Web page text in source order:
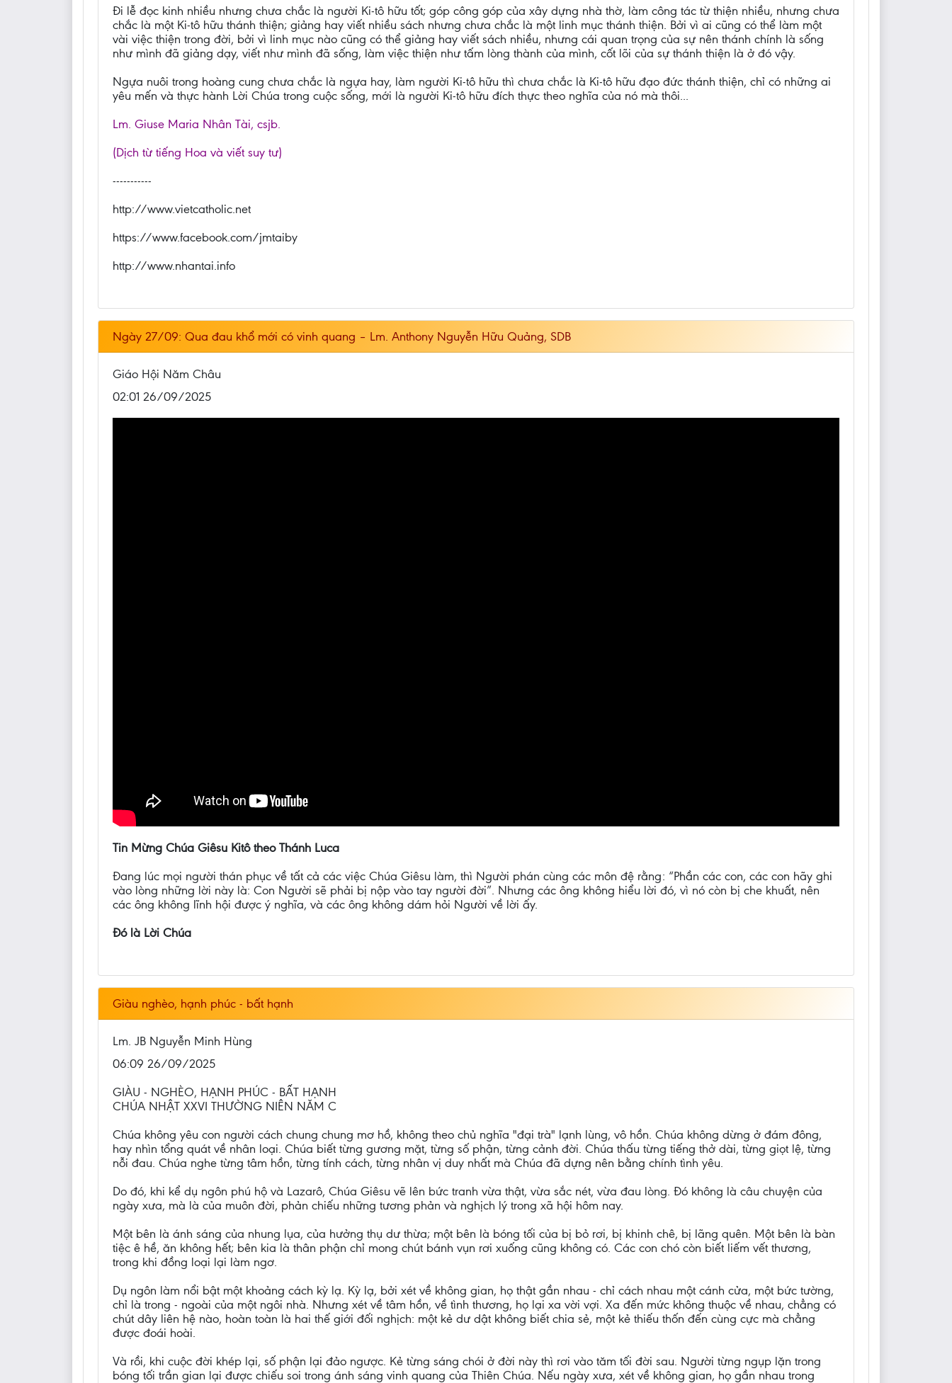
Đi lễ đọc kinh nhiều nhưng chưa chắc là người Ki-tô hữu tốt; góp công góp của xây dựng nhà thờ, làm công tác từ thiện nhiều, nhưng chưa
chắc là một Ki-tô hữu thánh thiện; giảng hay viết nhiều sách nhưng chưa chắc là một linh mục thánh thiện. Bởi vì ai cũng có thể làm một
vài việc thiện trong đời, bởi vì linh mục nào cũng có thể giảng hay viết sách nhiều, nhưng cái quan trọng của sự nên thánh chính là sống
như mình đã giảng dạy, viết như mình đã sống, làm việc thiện như tấm lòng thành của mình, cốt lõi của sự thánh thiện là ở đó vậy.
Ngựa nuôi trong hoàng cung chưa chắc là ngựa hay, làm người Ki-tô hữu thì chưa chắc là Ki-tô hữu đạo đức thánh thiện, chỉ có những ai
yêu mến và thực hành Lời Chúa trong cuộc sống, mới là người Ki-tô hữu đích thực theo nghĩa của nó mà thôi...
Lm. Giuse Maria Nhân Tài, csjb.
(Dịch từ tiếng Hoa và viết suy tư)
-----------
http://www.vietcatholic.net
https://www.facebook.com/jmtaiby
http://www.nhantai.info
Ngày 27/09: Qua đau khổ mới có vinh quang – Lm. Anthony Nguyễn Hữu Quảng, SDB
Giáo Hội Năm Châu
02:01 26/09/2025
Tin Mừng Chúa Giêsu Kitô theo Thánh Luca
Ðang lúc mọi người thán phục về tất cả các việc Chúa Giêsu làm, thì Người phán cùng các môn đệ rằng: “Phần các con, các con hãy ghi
vào lòng những lời này là: Con Người sẽ phải bị nộp vào tay người đời”. Nhưng các ông không hiểu lời đó, vì nó còn bị che khuất, nên
các ông không lĩnh hội được ý nghĩa, và các ông không dám hỏi Người về lời ấy.
Đó là Lời Chúa
Giàu nghèo, hạnh phúc - bất hạnh
Lm. JB Nguyễn Minh Hùng
06:09 26/09/2025
GIÀU - NGHÈO, HẠNH PHÚC - BẤT HẠNH
CHÚA NHẬT XXVI THƯỜNG NIÊN NĂM C
Chúa không yêu con người cách chung chung mơ hồ, không theo chủ nghĩa "đại trà" lạnh lùng, vô hồn. Chúa không dừng ở đám đông,
hay nhìn tổng quát về nhân loại. Chúa biết từng gương mặt, từng số phận, từng cảnh đời. Chúa thấu từng tiếng thở dài, từng giọt lệ, từng
nỗi đau. Chúa nghe từng tâm hồn, từng tính cách, từng nhân vị duy nhất mà Chúa đã dựng nên bằng chính tình yêu.
Do đó, khi kể dụ ngôn phú hộ và Lazarô, Chúa Giêsu vẽ lên bức tranh vừa thật, vừa sắc nét, vừa đau lòng. Đó không là câu chuyện của
ngày xưa, mà là của muôn đời, phản chiếu những tương phản và nghịch lý trong xã hội hôm nay.
Một bên là ánh sáng của nhung lụa, của hưởng thụ dư thừa; một bên là bóng tối của bị bỏ rơi, bị khinh chê, bị lãng quên. Một bên là bàn
tiệc ê hề, ăn không hết; bên kia là thân phận chỉ mong chút bánh vụn rơi xuống cũng không có. Các con chó còn biết liếm vết thương,
trong khi đồng loại lại làm ngơ.
Dụ ngôn làm nổi bật một khoảng cách kỳ lạ. Kỳ lạ, bởi xét về không gian, họ thật gần nhau - chỉ cách nhau một cánh cửa, một bức tường,
chỉ là trong - ngoài của một ngôi nhà. Nhưng xét về tâm hồn, về tình thương, họ lại xa vời vợi. Xa đến mức không thuộc về nhau, chẳng có
chút dây liên hệ nào, hoàn toàn là hai thế giới đối nghịch: một kẻ dư dật không biết chia sẻ, một kẻ thiếu thốn đến cùng cực mà chẳng
được đoái hoài.
Và rồi, khi cuộc đời khép lại, số phận lại đảo ngược. Kẻ từng sáng chói ở đời này thì rơi vào tăm tối đời sau. Người từng ngụp lặn trong
bóng tối trần gian lại được chiếu soi trong ánh sáng vinh quang của Thiên Chúa. Nếu ngày xưa, xét về không gian, họ gần nhau trong